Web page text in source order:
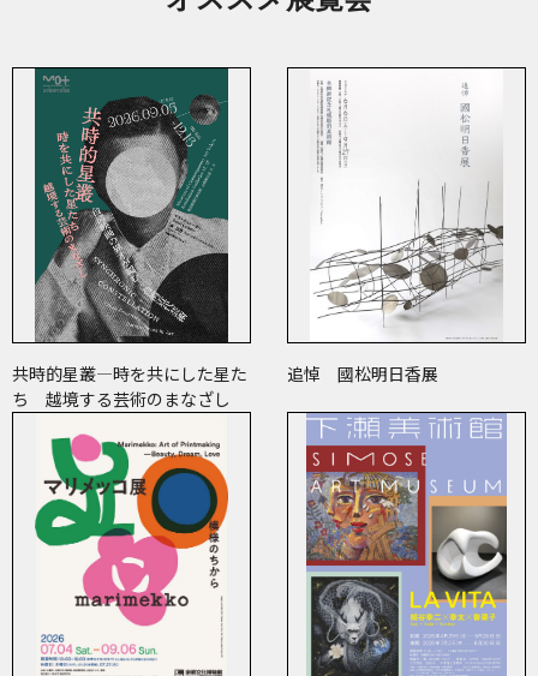
共時的星叢―時を共にした星た
ち 越境する芸術のまなざし
追悼 國松明日香展